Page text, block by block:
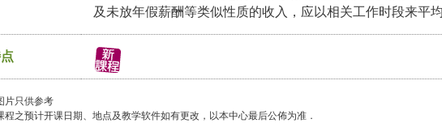
及未放年假薪酬等类似性质的收入，应以相关工作时段来平均
片只供参考
程之预计开课日期、地点及教学软件如有更改，以本中心最后公佈为准．